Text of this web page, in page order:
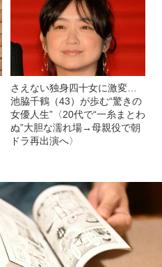
さえない独身四十女に激変…
池脇千鶴（43）が歩む“驚きの
女優人生”〈20代で“一糸まとわ
ぬ”大胆な濡れ場→母親役で朝
ドラ再出演へ〉